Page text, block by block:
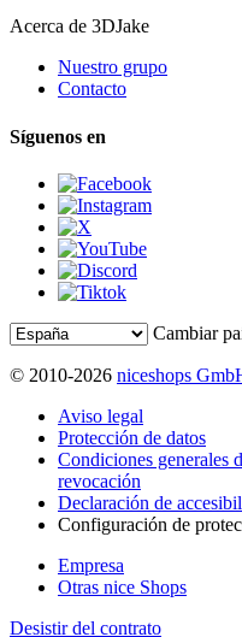
Acerca de 3DJake
Nuestro grupo
Contacto
Síguenos en
Cambiar
© 2010-2026 niceshops
Aviso legal
Protección de datos
Condiciones generales
revocación
Declaración de
Configuración de
Empresa
Otras nice Shops
Desistir del contrato